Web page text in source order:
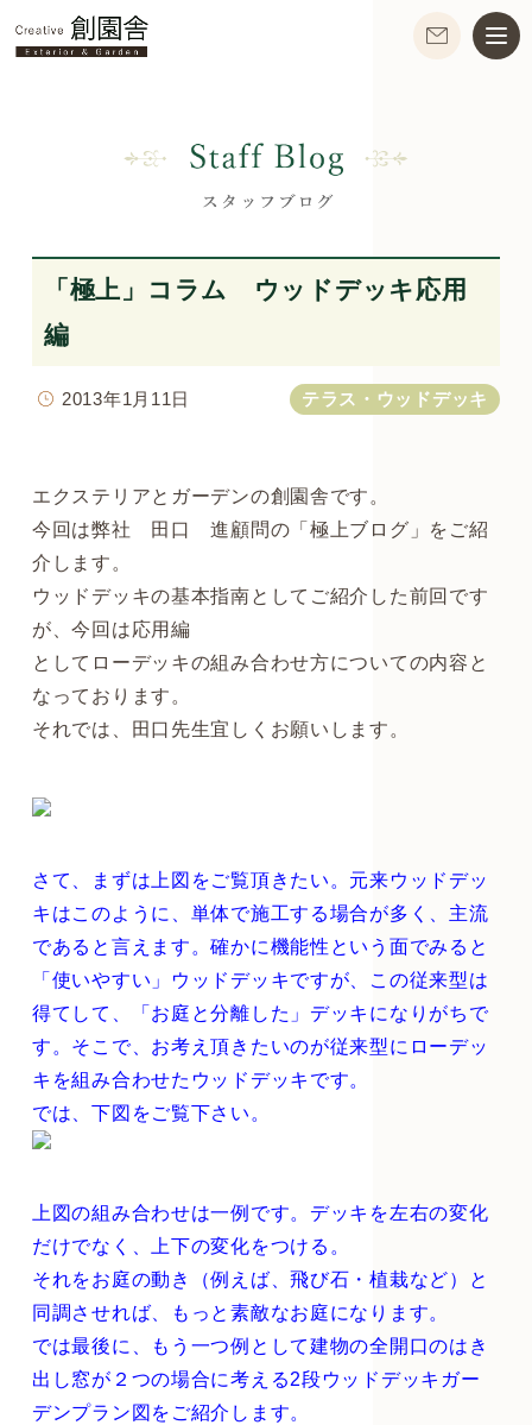
「極上」コラム ウッドデッキ応用
編
2013年1月11日 テラス・ウッドデッキ
エクステリアとガーデンの創園舎です。
今回は弊社 田口 進顧問の「極上ブログ」をご紹
介します。
ウッドデッキの基本指南としてご紹介した前回です
が、今回は応用編
としてローデッキの組み合わせ方についての内容と
なっております。
それでは、田口先生宜しくお願いします。
さて、まずは上図をご覧頂きたい。元来ウッドデッ
キはこのように、単体で施工する場合が多く、主流
であると言えます。確かに機能性という面でみると
「使いやすい」ウッドデッキですが、この従来型は
得てして、「お庭と分離した」デッキになりがちで
す。そこで、お考え頂きたいのが従来型にローデッ
キを組み合わせたウッドデッキです。
では、下図をご覧下さい。
上図の組み合わせは一例です。デッキを左右の変化
だけでなく、上下の変化をつける。
それをお庭の動き（例えば、飛び石・植栽など）と
同調させれば、もっと素敵なお庭になります。
では最後に、もう一つ例として建物の全開口のはき
出し窓が２つの場合に考える2段ウッドデッキガー
デンプラン図をご紹介します。